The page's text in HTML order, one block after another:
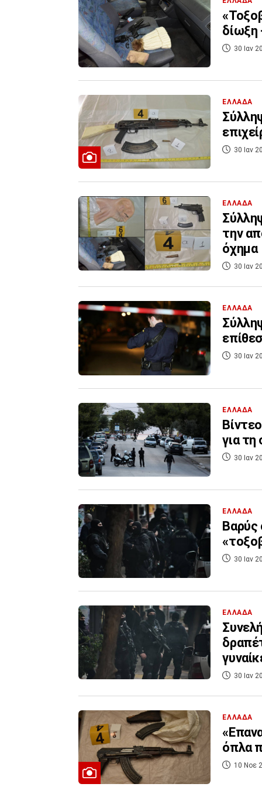
δίωξη
30 Ιαν
ΕΛΛΑΔΑ
30 Ιαν
ΕΛΛΑΔΑ
την
όχημα
30 Ιαν
ΕΛΛΑΔΑ
30 Ιαν
ΕΛΛΑΔΑ
για
30 Ιαν
ΕΛΛΑΔΑ
Βαρύς
30 Ιαν
ΕΛΛΑΔΑ
30 Ιαν
ΕΛΛΑΔΑ
όπλα
10 Νοε